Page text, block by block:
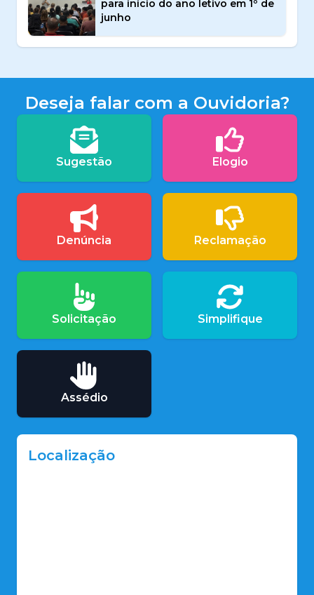
para início do ano letivo em 1º de
junho
Deseja falar com a Ouvidoria?
Sugestão Elogio
Denúncia Reclamação
Solicitação Simplifique
Assédio
Localização